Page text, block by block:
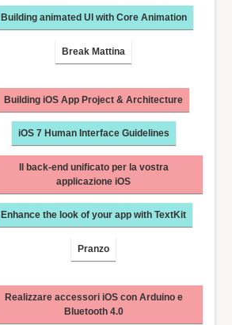
Building animated UI with Core Animation
Break Mattina
Building iOS App Project & Architecture
iOS 7 Human Interface Guidelines
Il back-end unificato per la vostra
applicazione iOS
Enhance the look of your app with TextKit
Pranzo
Realizzare accessori iOS con Arduino e
Bluetooth 4.0